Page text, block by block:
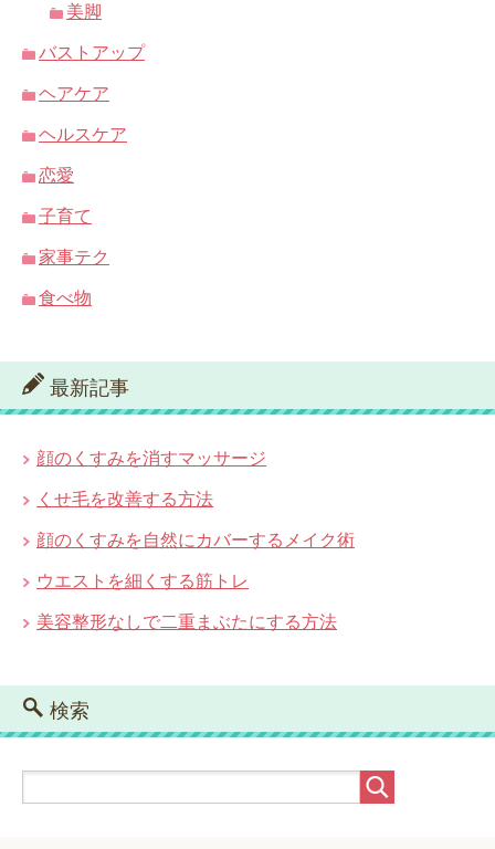
美脚
バストアップ
ヘアケア
ヘルスケア
恋愛
子育て
家事テク
食べ物
最新記事
顔のくすみを消すマッサージ
くせ毛を改善する方法
顔のくすみを自然にカバーするメイク術
ウエストを細くする筋トレ
美容整形なしで二重まぶたにする方法
検索